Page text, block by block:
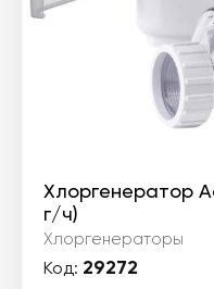
Хлоргенератор
г/ч)
Хлоргенераторы
Код: 29272